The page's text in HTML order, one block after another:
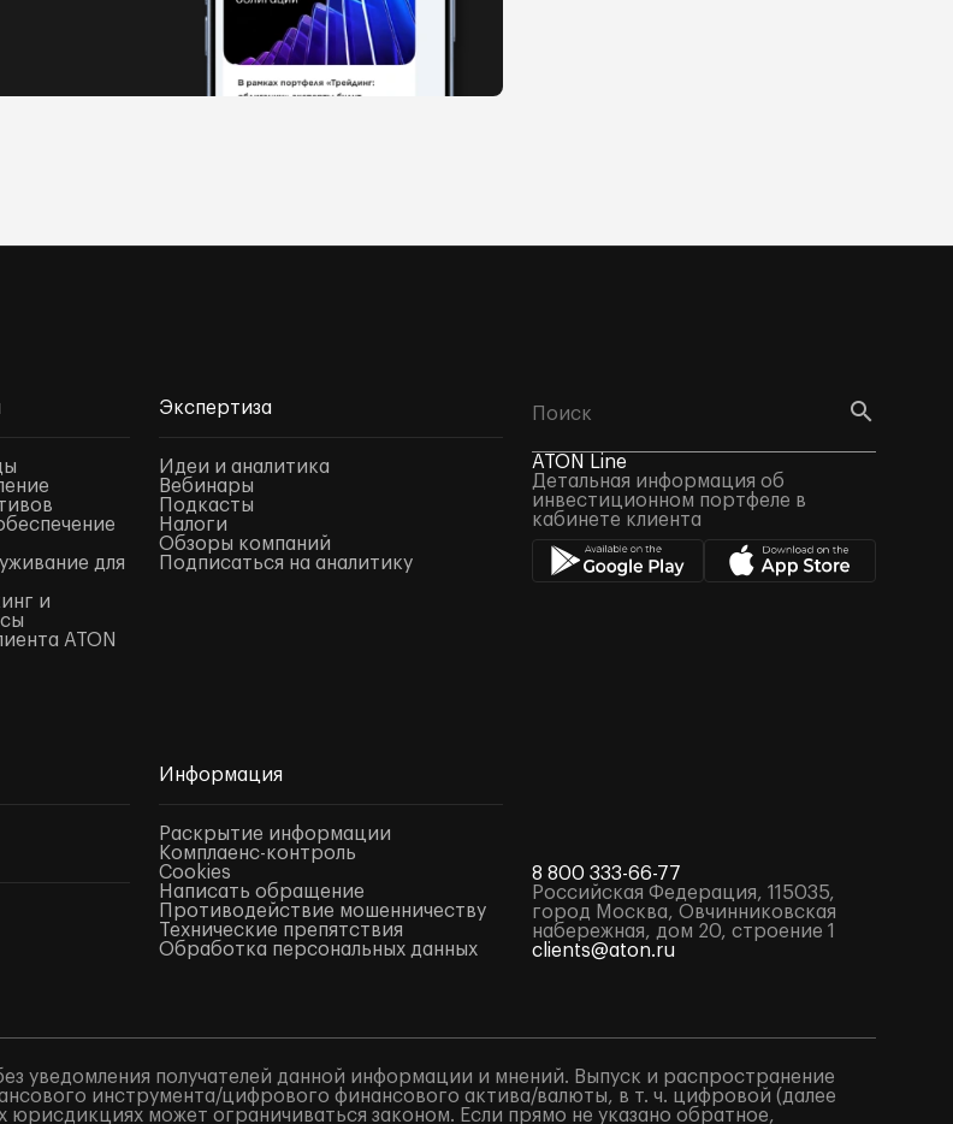
для
и
ATON
Экспертиза
Идеи и аналитика
Вебинары
Подкасты
Налоги
Обзоры компаний
Подписаться на аналитику
Информация
Раскрытие информации
Комплаенс-контроль
Cookies
Написать обращение
Противодействие мошенничеству
Технические препятствия
Обработка персональных данных
ATON Line
Детальная информация об
инвестиционном портфеле в
кабинете клиента
8 800 333-66-77
Российская Федерация, 115035,
город Москва, Овчинниковская
набережная, дом 20, строение 1
clients@aton.ru
уведомления получателей данной информации и мнений. Выпуск и распространение
инструмента/цифрового финансового актива/валюты, в т. ч. цифровой (далее
может ограничиваться законом. Если прямо не указано обратное,